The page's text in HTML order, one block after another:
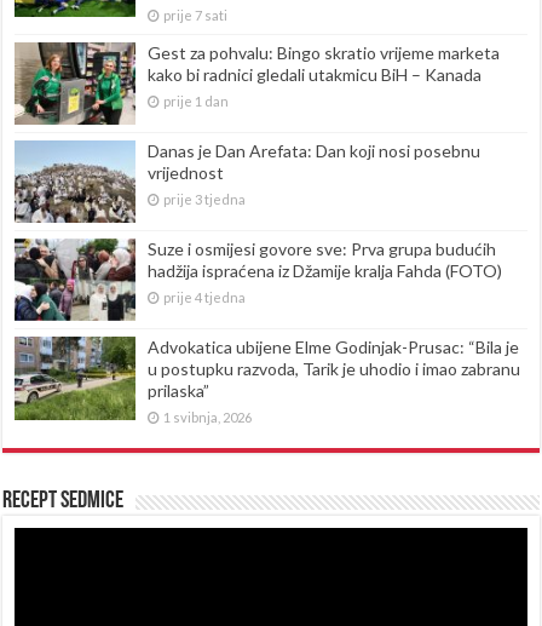
prije 7 sati
Gest za pohvalu: Bingo skratio vrijeme marketa
kako bi radnici gledali utakmicu BiH – Kanada
prije 1 dan
Danas je Dan Arefata: Dan koji nosi posebnu
vrijednost
prije 3 tjedna
Suze i osmijesi govore sve: Prva grupa budućih
hadžija ispraćena iz Džamije kralja Fahda (FOTO)
prije 4 tjedna
Advokatica ubijene Elme Godinjak-Prusac: “Bila je
u postupku razvoda, Tarik je uhodio i imao zabranu
prilaska”
1 svibnja, 2026
Recept sedmice